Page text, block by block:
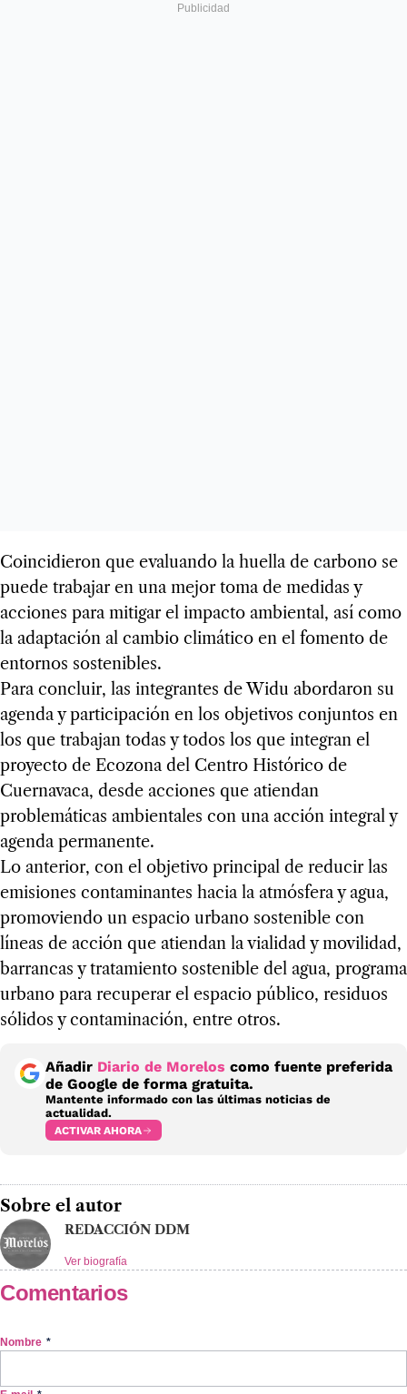
Coincidieron que evaluando la huella de carbono se
puede trabajar en una mejor toma de medidas y
acciones para mitigar el impacto ambiental, así como
la adaptación al cambio climático en el fomento de
entornos sostenibles.
Para concluir, las integrantes de Widu abordaron su
agenda y participación en los objetivos conjuntos en
los que trabajan todas y todos los que integran el
proyecto de Ecozona del Centro Histórico de
Cuernavaca, desde acciones que atiendan
problemáticas ambientales con una acción integral y
agenda permanente.
Lo anterior, con el objetivo principal de reducir las
emisiones contaminantes hacia la atmósfera y agua,
promoviendo un espacio urbano sostenible con
líneas de acción que atiendan la vialidad y movilidad,
barrancas y tratamiento sostenible del agua, programa
urbano para recuperar el espacio público, residuos
sólidos y contaminación, entre otros.
Añadir Diario de Morelos como fuente preferida
de Google de forma gratuita.
Mantente informado con las últimas noticias de
actualidad.
ACTIVAR AHORA
Sobre el autor
REDACCIÓN DDM
Ver biografía
Comentarios
Nombre *